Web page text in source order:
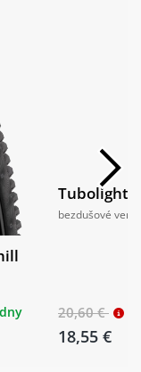
Tubolight
bezdušové
20,60 €
18,55 €